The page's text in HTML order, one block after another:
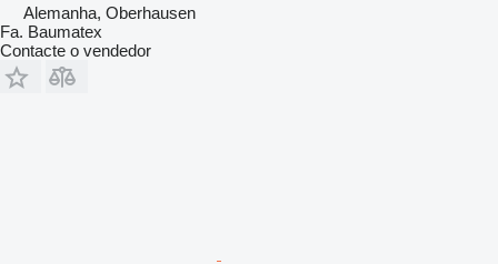
Alemanha, Oberhausen
Fa. Baumatex
Contacte o vendedor